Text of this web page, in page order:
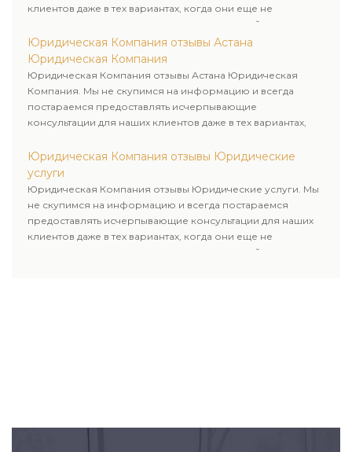
клиентов даже в тех вариантах, когда они еще не
пользовались юридическими услугами нашей компании.
Юридическая Компания отзывы Астана
Юридическая Компания
Юридическая Компания отзывы Астана Юридическая
Компания. Мы не скупимся на информацию и всегда
постараемся предоставлять исчерпывающие
консультации для наших клиентов даже в тех вариантах,
нашей компании.
Юридическая Компания отзывы Юридические
услуги
Юридическая Компания отзывы Юридические услуги. Мы
не скупимся на информацию и всегда постараемся
предоставлять исчерпывающие консультации для наших
клиентов даже в тех вариантах, когда они еще не
пользовались юридическими услугами нашей компании.